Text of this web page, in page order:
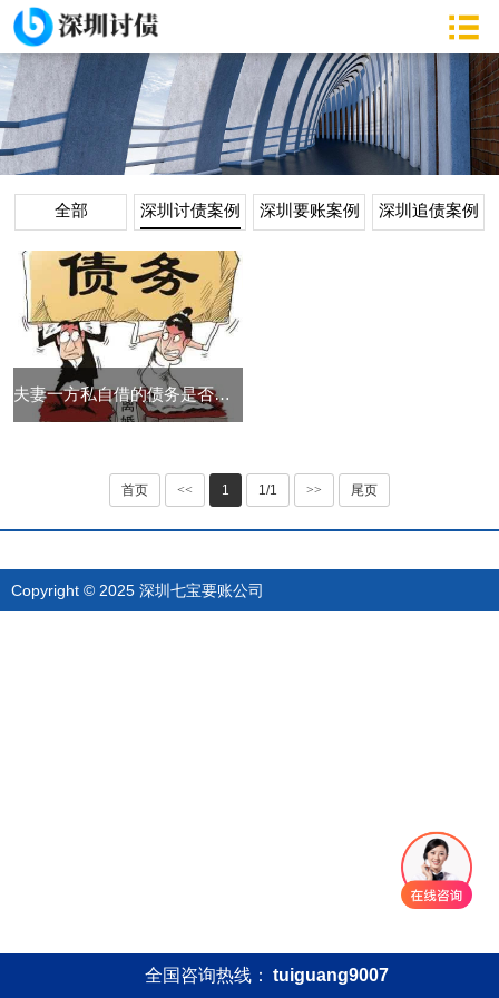
全部 深圳讨债案例 深圳要账案例 深圳追债案例
夫妻一方私自借的债务是否需共同偿还
首页 << 1 1/1 >> 尾页
Copyright © 2025 深圳七宝要账公司
全国咨询热线： tuiguang9007